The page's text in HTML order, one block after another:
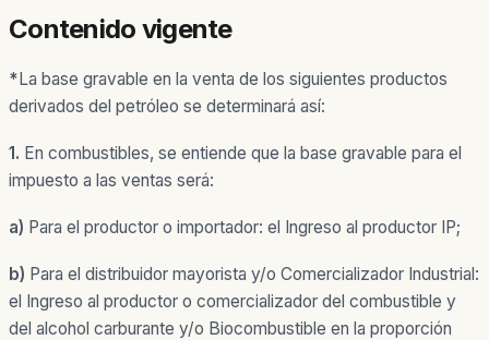
Contenido vigente
*La base gravable en la venta de los siguientes productos
derivados del petróleo se determinará así:
1. En combustibles, se entiende que la base gravable para el
impuesto a las ventas será:
a) Para el productor o importador: el Ingreso al productor IP;
b) Para el distribuidor mayorista y/o Comercializador Industrial:
el Ingreso al productor o comercializador del combustible y
del alcohol carburante y/o Biocombustible en la proporción